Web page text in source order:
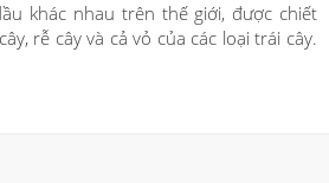
khác nhau trên thế giới, được chiết
rễ cây và cả vỏ của các loại trái cây.